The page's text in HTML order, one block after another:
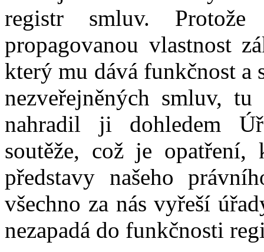
registr smluv.
propagovanou vlastnost
který mu dává funkčnost a
nezveřejněných smluv,
nahradil ji dohledem
soutěže, což je opatření,
představy našeho
všechno za nás vyřeší
nezapadá do funkčnosti